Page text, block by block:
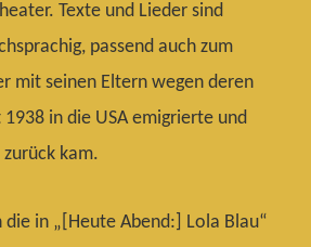
Texte und Lieder sind
passend auch zum
mit seinen Eltern wegen deren
in die USA emigrierte und
kam.
die in „[Heute Abend:] Lola Blau“